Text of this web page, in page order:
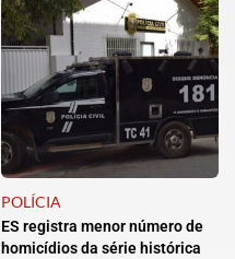
POLÍCIA
ES registra menor número de
homicídios da série histórica